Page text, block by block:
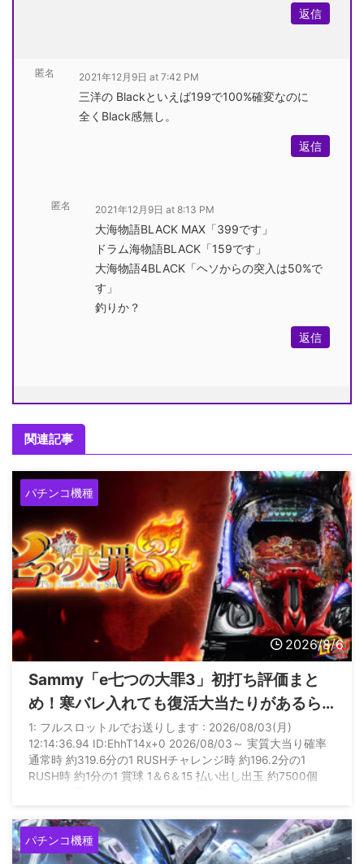
返信
匿名 2021年12月9日 at 7:42 PM
三洋の Blackといえば199で100%確変なのに
全くBlack感無し。
返信
匿名 2021年12月9日 at 8:13 PM
大海物語BLACK MAX「399です」
ドラム海物語BLACK「159です」
大海物語4BLACK「ヘソからの突入は50%で
す」
釣りか？
返信
関連記事
パチンコ機種
2026/8/6
Sammy「e七つの大罪3」初打ち評価まと
め！寒バレ入れても復活大当たりがあるら
しいぞ
1: フルスロットルでお送りします : 2026/08/03(月)
12:14:36.94 ID:EhhT14x+0 2026/08/03～ 実質大当り確率
通常時 約319.6分の1 RUSHチャレンジ時 約196.2分の1
RUSH時 約1分の1 賞球 1＆6＆15 払い出し出玉 約7500個
2700個（10R回＋2R×4回） 約1500個（2R×5回） 約450 ...
パチンコ機種